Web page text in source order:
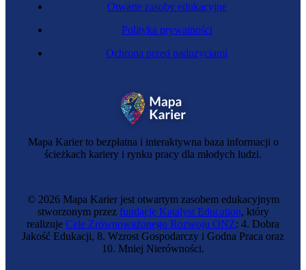
Mapa Karier to bezpłatna i interaktywna baza informacji o
ścieżkach kariery i rynku pracy dla młodych ludzi.
Otwarte zasoby edukacyjne
Polityka prywatności
Ochrona przed nadużyciami
© 2026 Mapa Karier jest otwartym zasobem edukacyjnym
stworzonym przez fundację Katalyst Education, który
realizuje Cele Zrównoważonego Rozwoju ONZ: 4. Dobra
Jakość Edukacji, 8. Wzrost Gospodarczy i Godna Praca oraz
10. Mniej Nierówności.